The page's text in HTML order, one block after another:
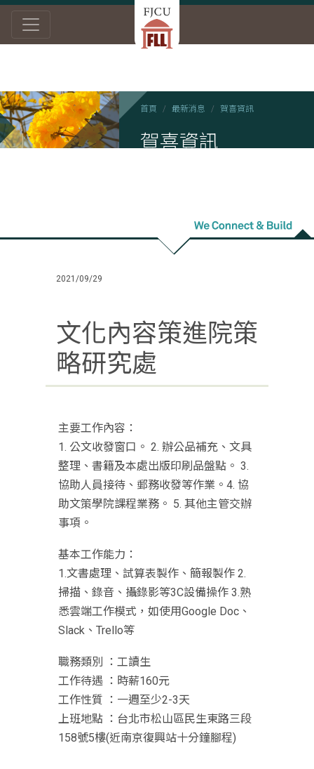
首頁 最新消息 賀喜資訊
賀喜資訊
2021/09/29
文化內容策進院策
略研究處
主要工作內容：
1. 公文收發窗口。 2. 辦公品補充、文具
整理、書籍及本處出版印刷品盤點。 3.
協助人員接待、郵務收發等作業。4. 協
助文策學院課程業務。 5. 其他主管交辦
事項。
基本工作能力：
1.文書處理、試算表製作、簡報製作 2.
掃描、錄音、攝錄影等3C設備操作 3.熟
悉雲端工作模式，如使用Google Doc、
Slack、Trello等
職務類別 ：工讀生
工作待遇 ：時薪160元
工作性質 ：一週至少2-3天
上班地點 ：台北市松山區民生東路三段
158號5樓(近南京復興站十分鐘腳程)